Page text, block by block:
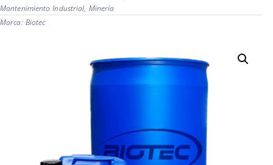
Mantenimiento Industrial, Minería
Marca: Biotec